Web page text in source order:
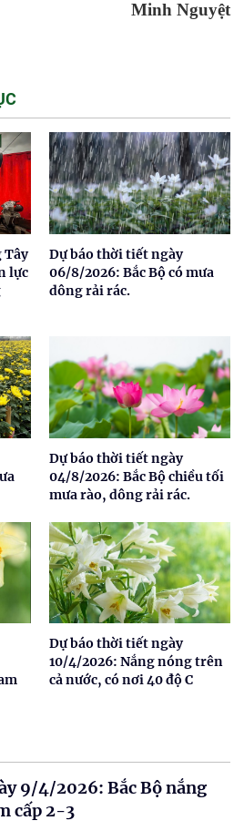
Minh Nguyệt
Tây
lực
Dự báo thời tiết ngày
06/8/2026: Bắc Bộ có mưa
dông rải rác.
Dự báo thời tiết ngày
04/8/2026: Bắc Bộ chiều tối
mưa rào, dông rải rác.
Dự báo thời tiết ngày
10/4/2026: Nắng nóng trên
cả nước, có nơi 40 độ C
9/4/2026: Bắc Bộ nắng
cấp 2-3